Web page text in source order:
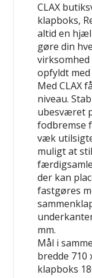
CLAX
klapboks,
altid en
gøre din
opfyldt med
Med CLAX
niveau.
ubesværet
fodbremse
væk
muligt at
der kan
fastgøres
mm.
Mål i
bredde 710
klapboks